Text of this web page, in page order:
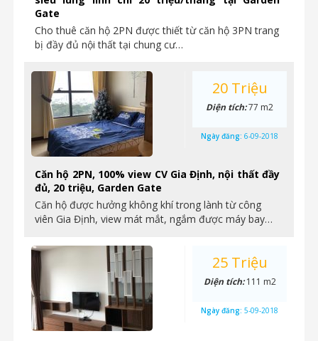
Gate
Cho thuê căn hộ 2PN được thiết từ căn hộ 3PN trang
bị đầy đủ nội thất tại chung cư…
Căn hộ 2PN, 100% view CV Gia Định, nội thất đầy
đủ, 20 triệu, Garden Gate
Căn hộ được hưởng không khí trong lành từ công
viên Gia Định, view mát mắt, ngắm được máy bay…
20 Triệu
Diện tích:77 m2
Ngày đăng: 6-09-2018
25 Triệu
Diện tích:111 m2
Ngày đăng: 5-09-2018